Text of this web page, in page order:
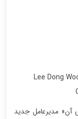
مدیرعامل جدید